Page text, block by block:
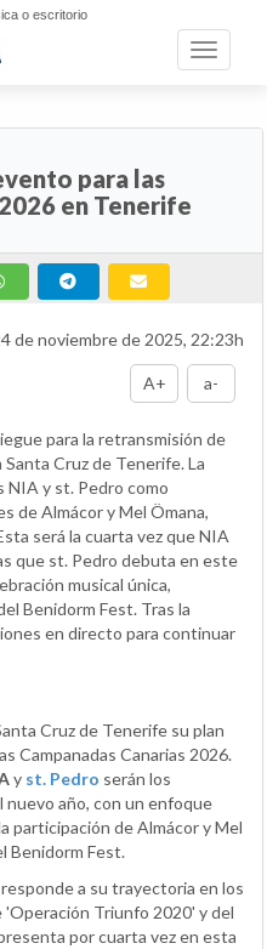
o escritorio
Toggle
para las
en Tenerife
de noviembre de 2025, 22:23h
A+ a-
para la retransmisión de
Cruz de Tenerife. La
NIA y st. Pedro como
de Almácor y Mel Ömana,
será la cuarta vez que NIA
que st. Pedro debuta en este
musical única,
Benidorm Fest. Tras la
en directo para continuar
Cruz de Tenerife su plan
Campanadas Canarias 2026.
y st. Pedro serán los
nuevo año, con un enfoque
participación de Almácor y Mel
Benidorm Fest.
a su trayectoria en los
'Operación Triunfo 2020' y del
por cuarta vez en esta